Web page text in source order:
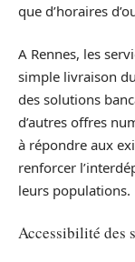
que d’horaires
A Rennes, les
simple livraison
des solutions
d’autres offres
à répondre aux
renforcer
leurs populations.
Accessibilité des